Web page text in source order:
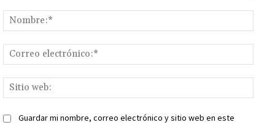
web:
Guardar mi nombre, correo electrónico y sitio web en este